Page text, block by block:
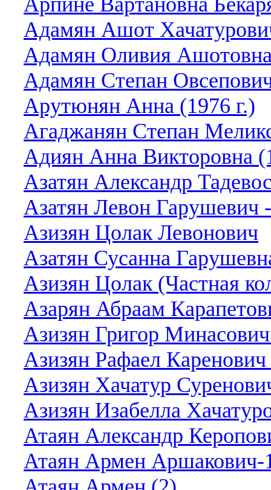
Адамян Ашот
Адамян Оливия
Адамян Степан
Арутюнян Анна (1976 г.)
Агаджанян Степан
Адиян Анна Викторовна
Азатян Александр
Азатян Левон Гарушевич
Азизян Цолак Левонович
Азатян Сусанна
Азизян Цолак (Частная
Азарян Абраам
Азизян Григор
Азизян Рафаел Каренович
Азизян Хачатур
Азизян Изабелла
Атаян Александр
Атаян Армен Аршакович-